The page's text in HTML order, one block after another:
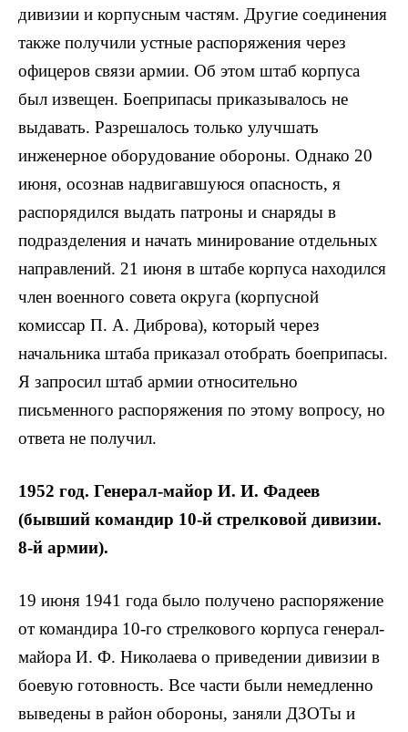
дивизии и корпусным частям. Другие соединения
также получили устные распоряжения через
офицеров связи армии. Об этом штаб корпуса
был извещен. Боеприпасы приказывалось не
выдавать. Разрешалось только улучшать
инженерное оборудование обороны. Однако 20
июня, осознав надвигавшуюся опасность, я
распорядился выдать патроны и снаряды в
подразделения и начать минирование отдельных
направлений. 21 июня в штабе корпуса находился
член военного совета округа (корпусной
комиссар П. А. Диброва), который через
начальника штаба приказал отобрать боеприпасы.
Я запросил штаб армии относительно
письменного распоряжения по этому вопросу, но
ответа не получил.
1952 год. Генерал-майор И. И. Фадеев
(бывший командир 10-й стрелковой дивизии.
8-й армии).
19 июня 1941 года было получено распоряжение
от командира 10-го стрелкового корпуса генерал-
майора И. Ф. Николаева о приведении дивизии в
боевую готовность. Все части были немедленно
выведены в район обороны, заняли ДЗОТы и